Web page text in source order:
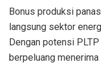
Bonus produksi
langsung sektor
Dengan potensi
berpeluang